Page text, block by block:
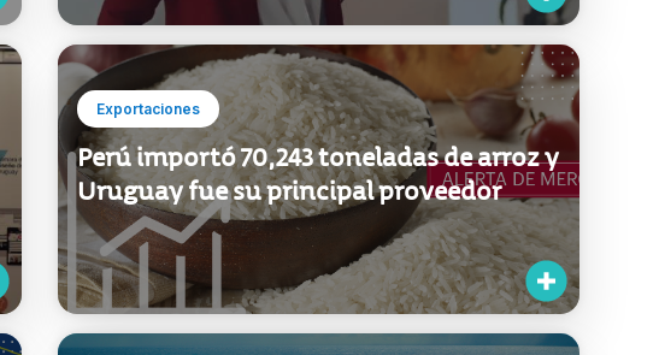
Exportaciones
Perú importó 70,243 toneladas de arroz y
Uruguay fue su principal proveedor